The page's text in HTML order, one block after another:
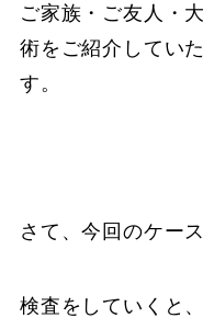
ご家族・ご友人・
術をご紹介してい
す。
さて、今回のケース
検査をしていくと